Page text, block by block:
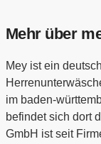
Mehr über
Mey ist ein
im baden-
befindet sich dort
GmbH ist seit